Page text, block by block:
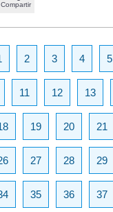
Compartir
2 3 4 5
11 12 13
19 20 21
27 28 29
35 36 37